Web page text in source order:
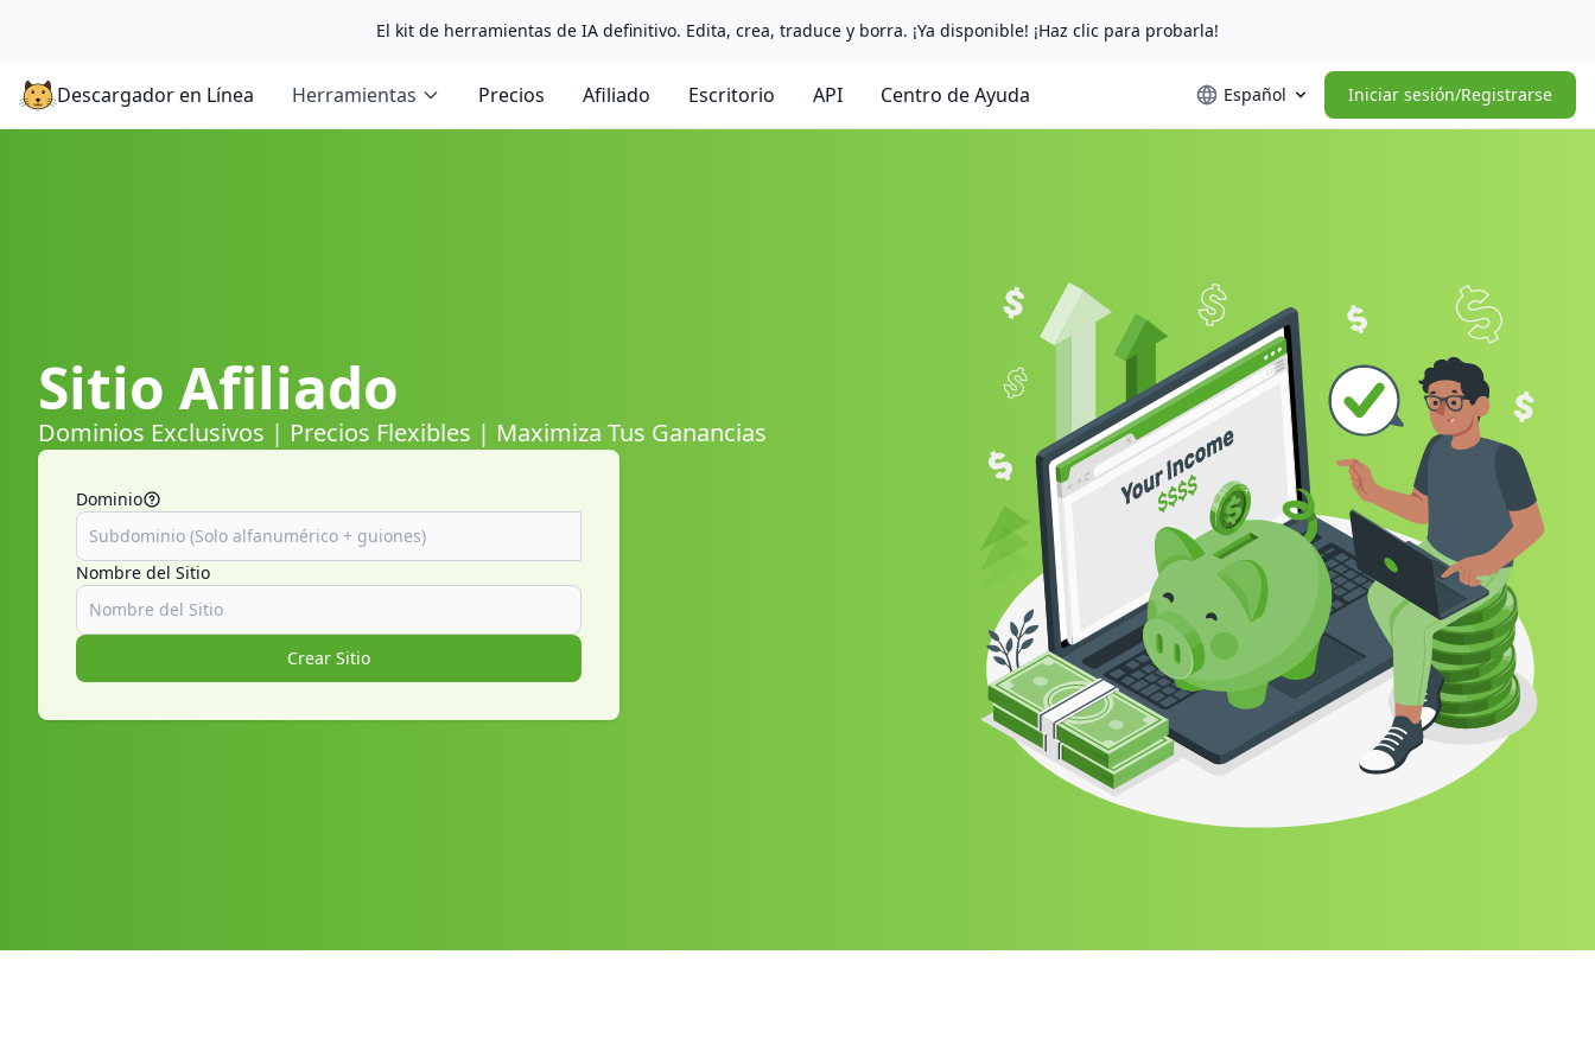
El kit de herramientas de IA definitivo. Edita, crea, traduce y borra. ¡Ya disponible! ¡Haz clic para probarla!
Español Iniciar sesión/Registrarse
Descargador en Línea Herramientas Precios Afiliado Escritorio API Centro de Ayuda
Sitio Afiliado
Dominios Exclusivos | Precios Flexibles | Maximiza Tus Ganancias
Dominio
Nombre del Sitio
Crear Sitio